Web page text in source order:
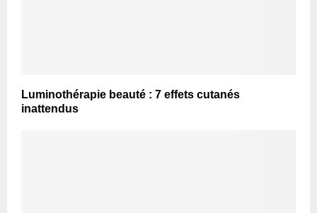
Luminothérapie beauté : 7 effets cutanés
inattendus